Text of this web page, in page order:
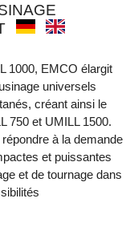
1000, EMCO élargit
universels
créant ainsi le
750 et UMILL 1500.
à la demande
et puissantes
et de tournage dans